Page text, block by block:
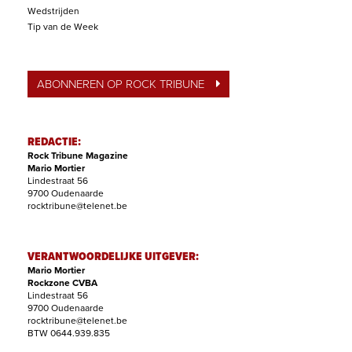
Wedstrijden
Tip van de Week
ABONNEREN OP ROCK TRIBUNE
REDACTIE:
Rock Tribune Magazine
Mario Mortier
Lindestraat 56
9700 Oudenaarde
rocktribune@telenet.be
VERANTWOORDELIJKE UITGEVER:
Mario Mortier
Rockzone CVBA
Lindestraat 56
9700 Oudenaarde
rocktribune@telenet.be
BTW 0644.939.835